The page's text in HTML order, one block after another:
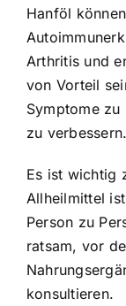
Hanföl
Arthritis und
von Vorteil
Symptome
zu verbessern.
Es ist wichtig
Allheilmittel
Person zu
ratsam, vor
konsultieren.